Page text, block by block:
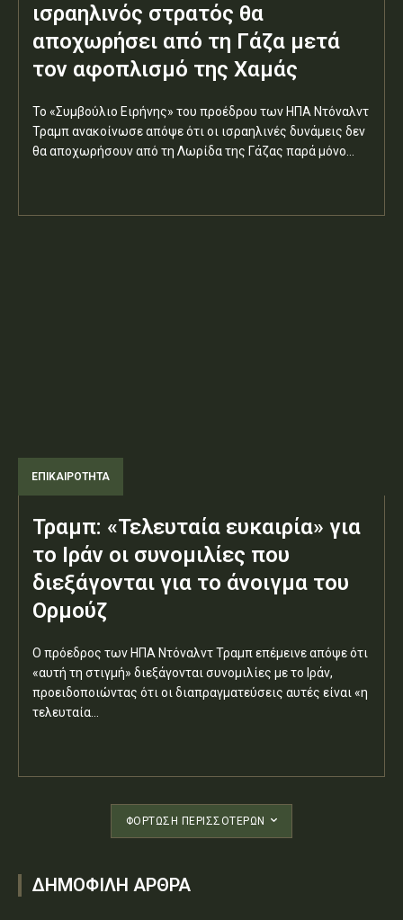
ισραηλινός στρατός θα
αποχωρήσει από τη Γάζα μετά
τον αφοπλισμό της Χαμάς
Το «Συμβούλιο Ειρήνης» του προέδρου των ΗΠΑ Ντόναλντ
Τραμπ ανακοίνωσε απόψε ότι οι ισραηλινές δυνάμεις δεν
θα αποχωρήσουν από τη Λωρίδα της Γάζας παρά μόνο...
ΕΠΙΚΑΙΡΟΤΗΤΑ
Τραμπ: «Τελευταία ευκαιρία» για
το Ιράν οι συνομιλίες που
διεξάγονται για το άνοιγμα του
Ορμούζ
Ο πρόεδρος των ΗΠΑ Ντόναλντ Τραμπ επέμεινε απόψε ότι
«αυτή τη στιγμή» διεξάγονται συνομιλίες με το Ιράν,
προειδοποιώντας ότι οι διαπραγματεύσεις αυτές είναι «η
τελευταία...
ΦΌΡΤΩΣΗ ΠΕΡΙΣΣΟΤΈΡΩΝ
ΔΗΜΟΦΙΛΗ ΑΡΘΡΑ